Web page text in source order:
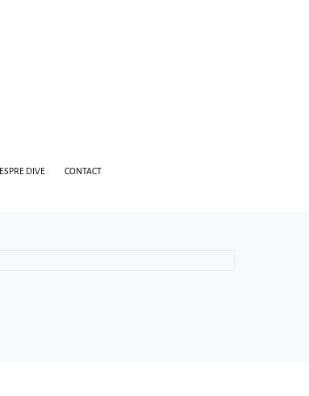
DIVE CONTACT